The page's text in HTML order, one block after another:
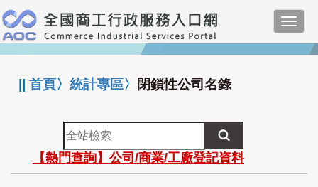
跳
到
主
要
:::
||首頁〉統計專區〉 閉鎖性公司名錄
全
站
檢
索
【熱門查詢】公司/商業/工廠登記資料